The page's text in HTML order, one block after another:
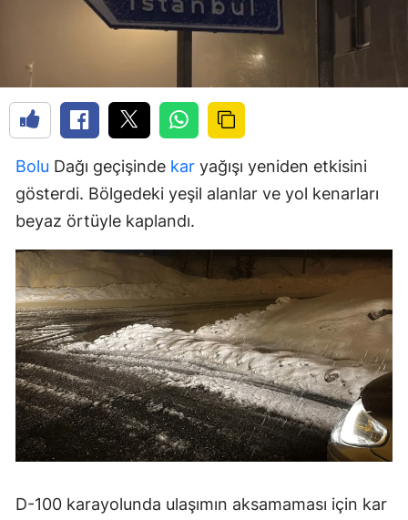
Bolu Dağı geçişinde kar yağışı yeniden etkisini
gösterdi. Bölgedeki yeşil alanlar ve yol kenarları
beyaz örtüyle kaplandı.
D-100 karayolunda ulaşımın aksamaması için kar